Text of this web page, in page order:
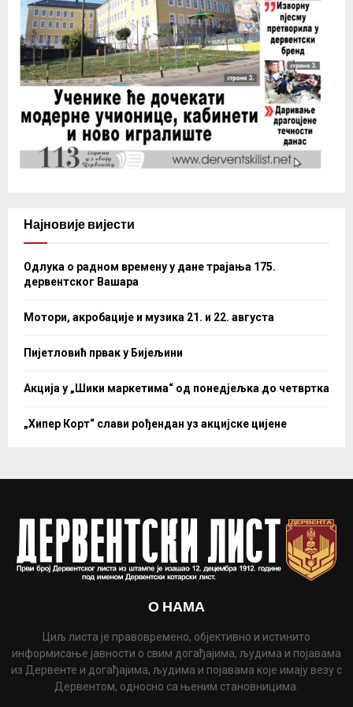
Најновије вијести
Одлука о радном времену у дане трајања 175.
дервентског Вашара
Мотори, акробације и музика 21. и 22. августа
Пијетловић првак у Бијељини
Акција у „Шики маркетима“ од понедјељка до четвртка
„Хипер Корт“ слави рођендан уз акцијске цијене
О НАМА
Циљ листа је правовремено, објективно и истинито
информисање јавности о свим догађајима, људима и појавама
из Дервенте и догађајима, људима и појавама које имају везу с
Дервентом, односно са њеним становницима.